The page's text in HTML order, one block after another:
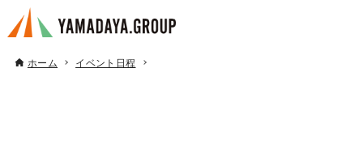
ホーム イベント日程